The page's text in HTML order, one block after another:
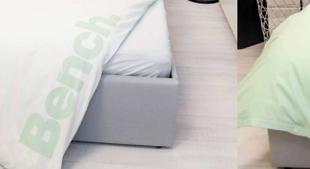
einfaches Beziehen
In den Warenkorb